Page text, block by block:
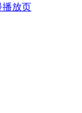
播放页